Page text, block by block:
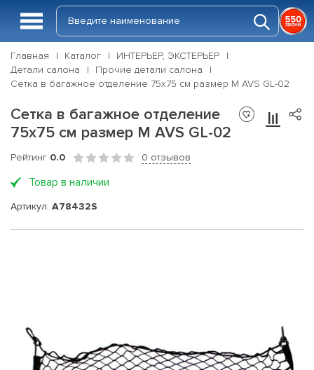
Главная Каталог
ИНТЕРЬЕР, ЭКСТЕРЬЕР
Детали салона
Прочие детали салона
Сетка в багажное отделение 75х75 см размер M AVS GL-02
Сетка в багажное отделение
75х75 см размер M AVS GL-02
Рейтинг 0.0 0 отзывов
Товар в наличии
Артикул: A78432S